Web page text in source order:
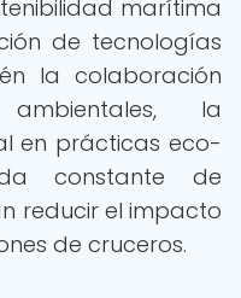
marítima
de tecnologías
la colaboración
la
en prácticas eco-
constante de
reducir el impacto
de cruceros.